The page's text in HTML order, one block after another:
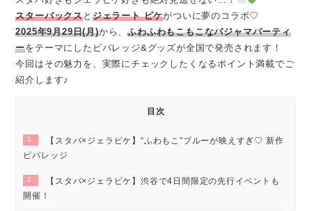
スターバックスと ジェラート ピケがついに夢のコラボ♡
2025年9月29日(月)から、ふわふわもこもこなパジャマパーティ
ーをテーマにしたビバレッジ&グッズが全国で発売されます！
今回はその魅力を、実際にチェックしたくなるポイント満載でご
紹介します♪
目次
1.
【スタバ×ジェラピケ】“ふわもこ”ブルーが映えすぎ♡ 新作
ビバレッジ
2.
【スタバ×ジェラピケ】渋谷で4日間限定の先行イベントも
開催！